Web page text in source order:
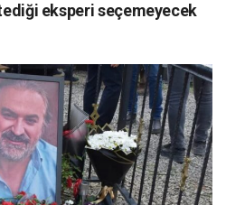
eksperi seçemeyecek